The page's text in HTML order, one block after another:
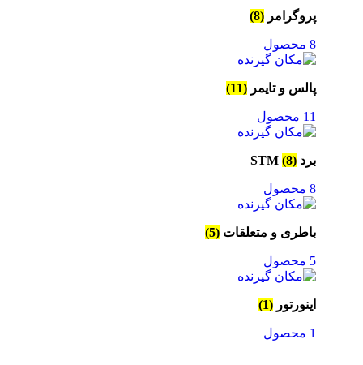
پروگرامر (8)
8 محصول
پالس و تایمر (11)
11 محصول
برد STM (8)
8 محصول
باطری و متعلقات (5)
5 محصول
اینورتور (1)
1 محصول